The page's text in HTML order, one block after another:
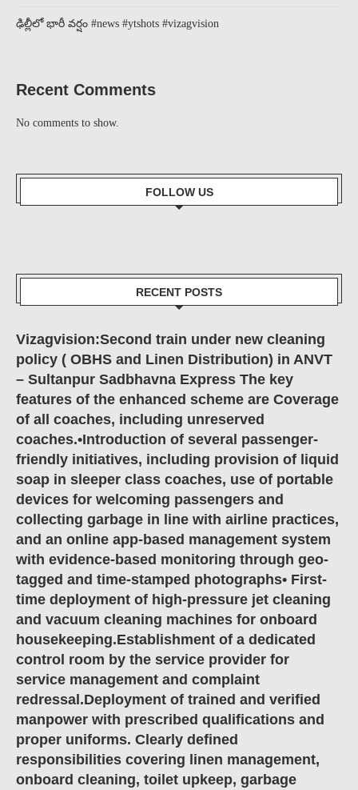
ఢిల్లీలో భారీ వర్షం #news #ytshots #vizagvision
Recent Comments
No comments to show.
FOLLOW US
RECENT POSTS
Vizagvision:Second train under new cleaning
policy ( OBHS and Linen Distribution) in ANVT
– Sultanpur Sadbhavna Express The key
features of the enhanced scheme are Coverage
of all coaches, including unreserved
coaches.•Introduction of several passenger-
friendly initiatives, including provision of liquid
soap in sleeper class coaches, use of portable
devices for welcoming passengers and
collecting garbage in line with airline practices,
and an online app-based management system
with evidence-based monitoring through geo-
tagged and time-stamped photographs• First-
time deployment of high-pressure jet cleaning
and vacuum cleaning machines for onboard
housekeeping.Establishment of a dedicated
control room by the service provider for
service management and complaint
redressal.Deployment of trained and verified
manpower with prescribed qualifications and
proper uniforms. Clearly defined
responsibilities covering linen management,
onboard cleaning, toilet upkeep, garbage